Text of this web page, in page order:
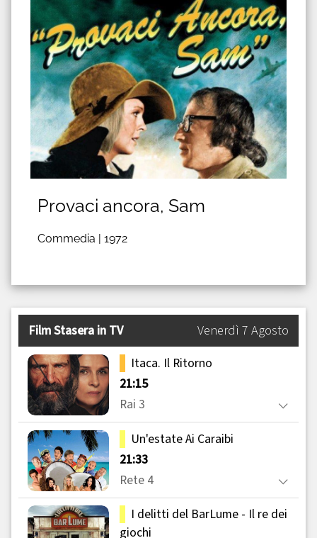
Provaci ancora, Sam
Commedia | 1972